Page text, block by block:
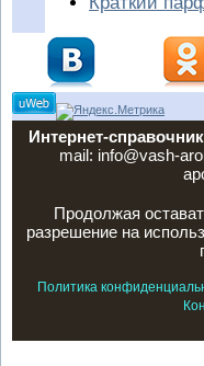
Интернет-
mail: info@vash-
Продолжая
разрешение на
Политика